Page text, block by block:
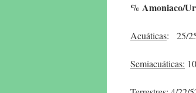
% Amoniaco/
Acuáticas: 25/
Semiacuáticas: